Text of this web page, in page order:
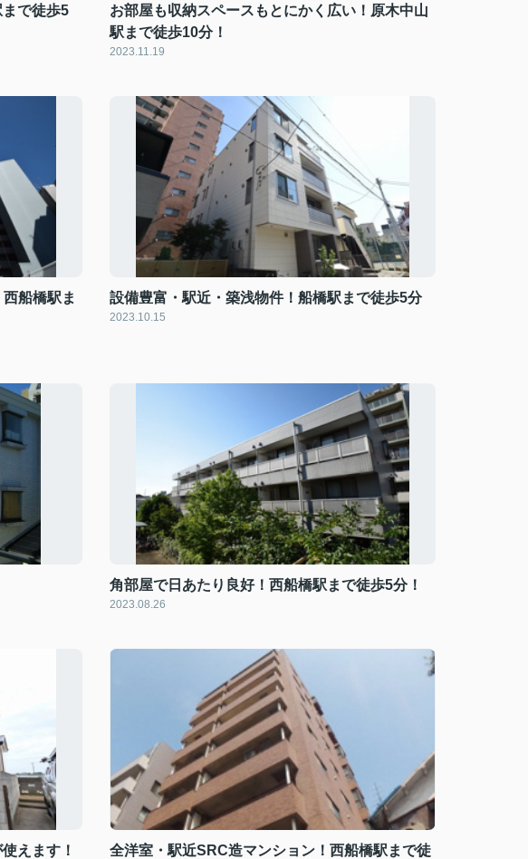
で徒歩5
お部屋も収納スペースもとにかく広い！原木中山
駅まで徒歩10分！
2023.11.19
船橋駅ま
設備豊富・駅近・築浅物件！船橋駅まで徒歩5分
2023.10.15
角部屋で日あたり良好！西船橋駅まで徒歩5分！
2023.08.26
えます！
全洋室・駅近SRC造マンション！西船橋駅まで徒